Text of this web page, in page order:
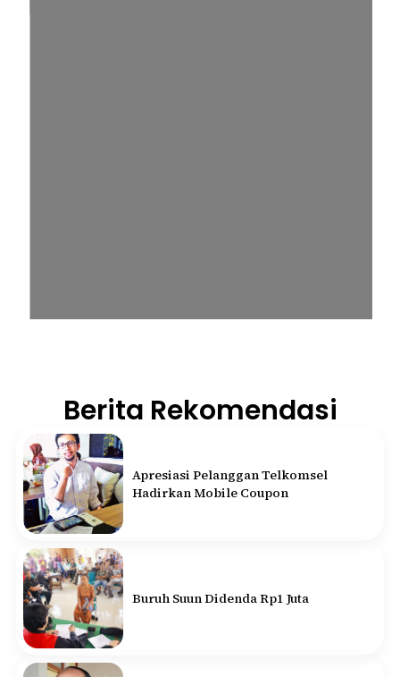
Berita Rekomendasi
Apresiasi Pelanggan Telkomsel
Hadirkan Mobile Coupon
Buruh Suun Didenda Rp1 Juta